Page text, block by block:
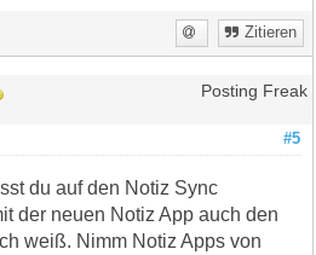
Zitieren
Posting Freak
#5
du auf den Notiz Sync
der neuen Notiz App auch den
weiß. Nimm Notiz Apps von